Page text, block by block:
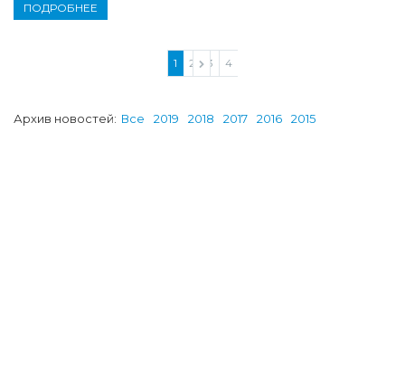
ПОДРОБНЕЕ
1 2 3 4
Архив новостей: Все 2019 2018 2017 2016 2015